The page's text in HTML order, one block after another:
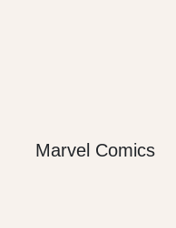
Marvel Comics